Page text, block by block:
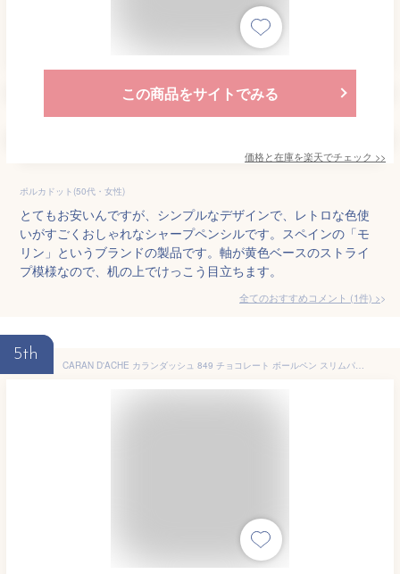
この商品をサイトでみる
価格と在庫を楽天でチェック >>
ポルカドット(50代・女性)
とてもお安いんですが、シンプルなデザインで、レトロな色使
いがすごくおしゃれなシャープペンシルです。スペインの「モ
リン」というブランドの製品です。軸が黄色ベースのストライ
プ模様なので、机の上でけっこう目立ちます。
全てのおすすめコメント (1件) >
5th
CARAN D'ACHE カランダッシュ 849 チョコレート ボールペン スリムパック入 おしゃれ ギフト